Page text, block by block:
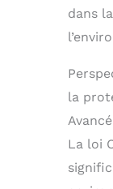
dans
la
La loi